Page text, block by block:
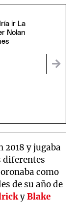
ir La
Nolan
2018 y jugaba
diferentes
como
de su año de
yBlake